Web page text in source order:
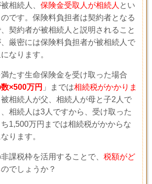
相続人、 保険金受取人が相続人 とい
です。保険料負担者は契約者となる
契約者が被相続人と説明されること
厳密には保険料負担者が被相続人で
なります。
たす生命保険金を受け取った場合
×500万円 」までは相続税がかかりま
相続人が父、相続人が母と子2 人で
相続人は3 人ですから、受け取った
1,500万円までは相続税がかからな
ります。
課税枠を活用することで、 税額がど
のでしょうか？